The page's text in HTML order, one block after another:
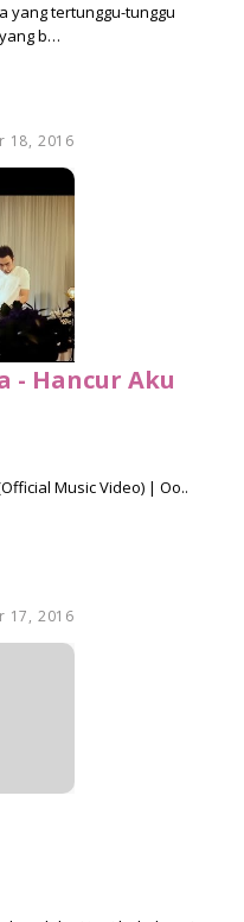
yang tertunggu-tunggu
b…
18, 2016
- Hancur Aku
Music Video) | Oo..
17, 2016